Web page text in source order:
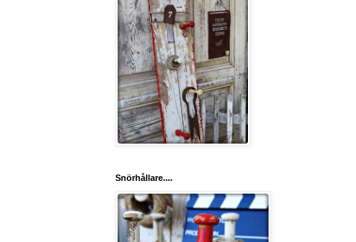
Snörhållare....